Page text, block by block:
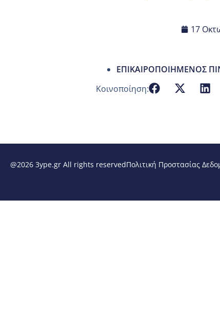
17
ΕΠΙΚΑΙΡΟΠΟΙΗΜΕΝΟΣ
Κοινοποίηση:
@2026 3ype.gr All rights reservedΠολιτική Προστασίας